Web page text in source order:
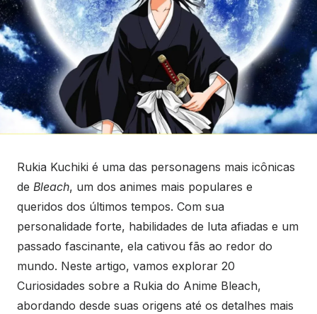
Rukia Kuchiki é uma das personagens mais icônicas
de Bleach, um dos animes mais populares e
queridos dos últimos tempos. Com sua
personalidade forte, habilidades de luta afiadas e um
passado fascinante, ela cativou fãs ao redor do
mundo. Neste artigo, vamos explorar 20
Curiosidades sobre a Rukia do Anime Bleach,
abordando desde suas origens até os detalhes mais